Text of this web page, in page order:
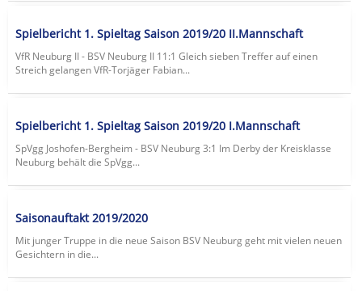
Spielbericht 1. Spieltag Saison 2019/20 II.Mannschaft
VfR Neuburg II - BSV Neuburg II 11:1 Gleich sieben Treffer auf einen
Streich gelangen VfR-Torjäger Fabian...
Spielbericht 1. Spieltag Saison 2019/20 I.Mannschaft
SpVgg Joshofen-Bergheim - BSV Neuburg 3:1 Im Derby der Kreisklasse
Neuburg behält die SpVgg...
Saisonauftakt 2019/2020
Mit junger Truppe in die neue Saison BSV Neuburg geht mit vielen neuen
Gesichtern in die...